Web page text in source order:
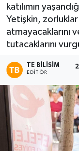
katılımın
Yetişkin, zorluklar
atmayacaklarını
tutacaklarını
TE BILISIM
EDITÖR